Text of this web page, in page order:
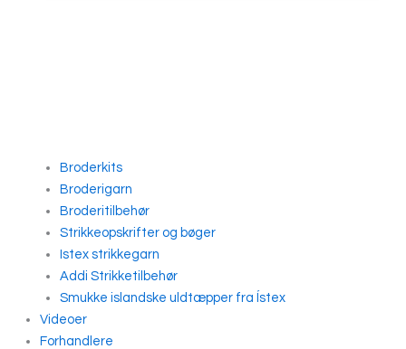
Broderkits
Broderigarn
Broderitilbehør
Strikkeopskrifter og bøger
Istex strikkegarn
Addi Strikketilbehør
Smukke islandske uldtæpper fra Ístex
Videoer
Forhandlere